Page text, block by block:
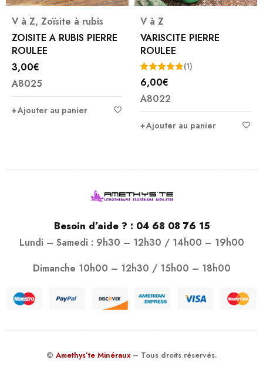
V à Z, Zoïsite à rubis
ZOISITE A RUBIS PIERRE
ROULEE
3,00€
A8025
Ajouter au panier
V à Z
VARISCITE PIERRE
ROULEE
Note5.00
sur 5
(1)
6,00€
A8022
Ajouter au panier
Besoin d’aide ? : 04 68 08 76 15
Lundi – Samedi : 9h30 – 12h30 / 14h00 – 19h00
Dimanche 10h00 – 12h30 / 15h00 – 18h00
© Amethys’te Minéraux – Tous droits réservés.